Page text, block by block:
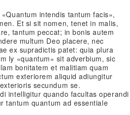
intendis tantum facis»,
Et si sit nomen, tenet in malis,
tantum peccat; in bonis autem
multum Deo placere, nec
ex supradictis patet: quia plura
ly «quantum» sit adverbium, sic
bonitatem et malitiam quam
exteriorem aliquid adiungitur
secundum se.
intelligitur quando facultas operandi
tantum quantum ad essentiale